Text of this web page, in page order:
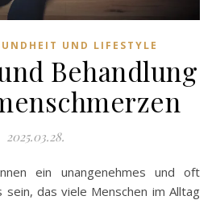
UND LIFESTYLE
Behandlung
2025.03.28.
sein, das viele Menschen im Alltag